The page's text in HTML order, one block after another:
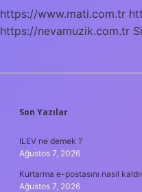
https://www.mati.com.tr
https://nevamuzik.com.tr
SIDEBAR
Son Yazılar
ILEV ne demek ?
Ağustos 7, 2026
Kurtarma e-postasını nasıl
Ağustos 7, 2026